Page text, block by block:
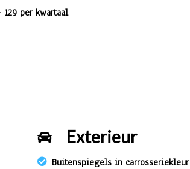
129 per kwartaal
Exterieur
Buitenspiegels in carrosseriekleur